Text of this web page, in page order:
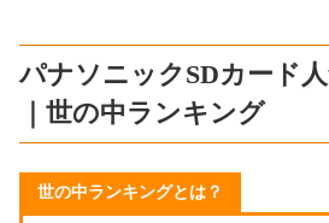
パナソニックSDカード
｜世の中ランキング
世の中ランキングとは？